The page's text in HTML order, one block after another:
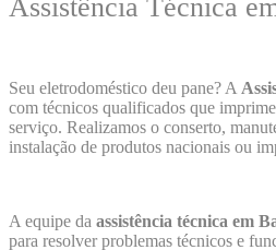
Assistência Técnica
Seu eletrodoméstico deu pane? A
com técnicos qualificados que
serviço. Realizamos o conserto,
instalação de produtos nacionais ou
A equipe da assistência técnica em
para resolver problemas técnicos e